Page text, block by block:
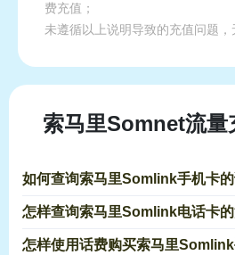
费充值；
未遵循以上说明导致的充值问题，
索马里Somnet流量
如何查询索马里Somlink手机卡的
怎样查询索马里Somlink电话卡的
怎样使用话费购买索马里